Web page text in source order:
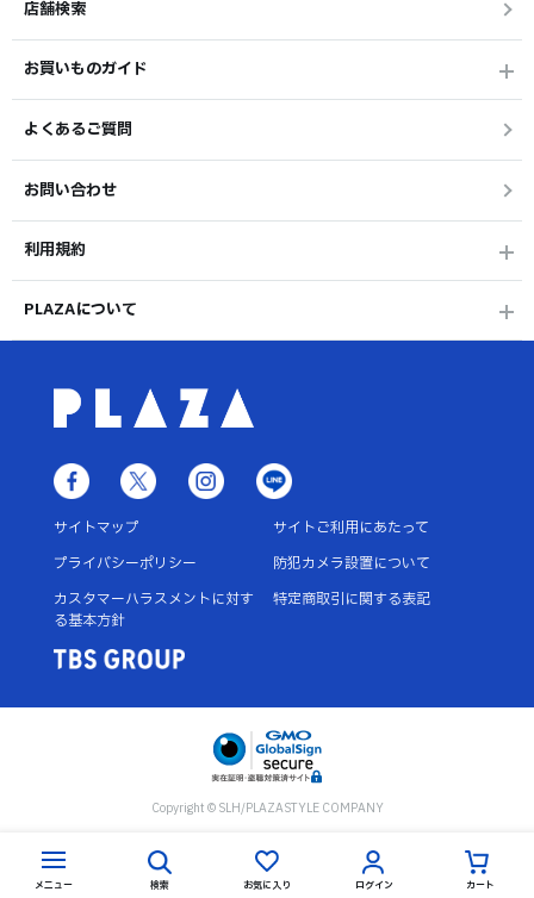
メニュー 検索 お気に入り ログイン カート
店舗検索
お買いものガイド
よくあるご質問
お問い合わせ
利用規約
PLAZAについて
サイトマップ
サイトご利用にあたって
プライバシーポリシー
防犯カメラ設置について
カスタマーハラスメントに対す
る基本方針
特定商取引に関する表記
Copyright © SLH/PLAZASTYLE COMPANY